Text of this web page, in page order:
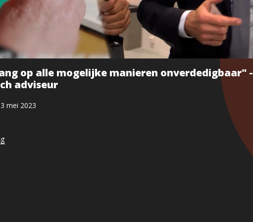
op alle mogelijke manieren onverdedigbaar" -
adviseur
mei 2023